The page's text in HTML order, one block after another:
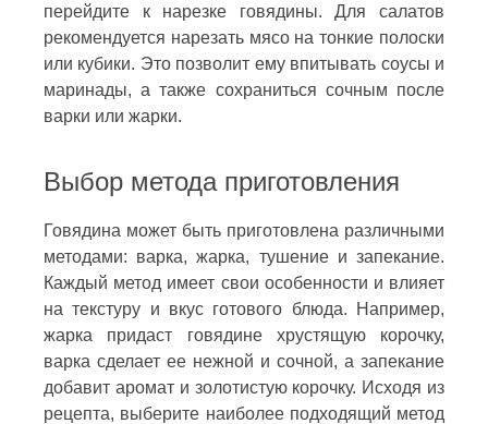
перейдите к нарезке говядины. Для салатов
рекомендуется нарезать мясо на тонкие полоски
или кубики. Это позволит ему впитывать соусы и
маринады, а также сохраниться сочным после
варки или жарки.
Выбор метода приготовления
Говядина может быть приготовлена различными
методами: варка, жарка, тушение и запекание.
Каждый метод имеет свои особенности и влияет
на текстуру и вкус готового блюда. Например,
жарка придаст говядине хрустящую корочку,
варка сделает ее нежной и сочной, а запекание
добавит аромат и золотистую корочку. Исходя из
рецепта, выберите наиболее подходящий метод